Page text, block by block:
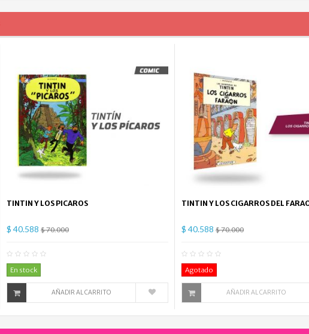
TINTIN Y LOS PICAROS
$ 40.588 $ 70.000
En stock
AÑADIR AL CARRITO
TINTIN Y LOS CIGARROS DEL
$ 40.588 $ 70.000
Agotado
AÑADIR AL CARRITO